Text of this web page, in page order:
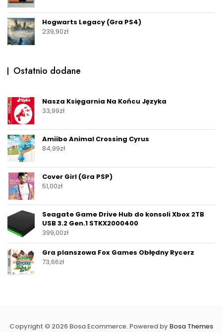
Hogwarts Legacy (Gra PS4)
239,90zł
Ostatnio dodane
Nasza Księgarnia Na Końcu Języka
33,99zł
Amiibo Animal Crossing Cyrus
84,99zł
Cover Girl (Gra PSP)
51,00zł
Seagate Game Drive Hub do konsoli Xbox 2TB
USB 3.2 Gen.1 STKX2000400
399,00zł
Gra planszowa Fox Games Obłędny Rycerz
73,66zł
Copyright © 2026 Bosa Ecommerce. Powered by Bosa Themes